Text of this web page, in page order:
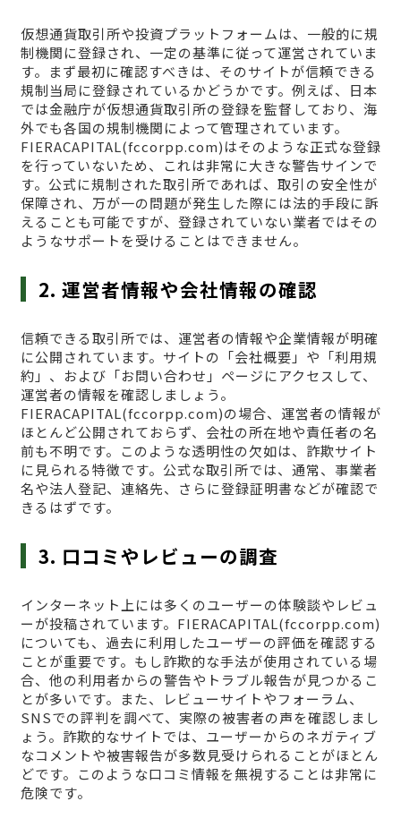
仮想通貨取引所や投資プラットフォームは、一般的に規
制機関に登録され、一定の基準に従って運営されていま
す。まず最初に確認すべきは、そのサイトが信頼できる
規制当局に登録されているかどうかです。例えば、日本
では金融庁が仮想通貨取引所の登録を監督しており、海
外でも各国の規制機関によって管理されています。
FIERACAPITAL(fccorpp.com)はそのような正式な登録
を行っていないため、これは非常に大きな警告サインで
す。公式に規制された取引所であれば、取引の安全性が
保障され、万が一の問題が発生した際には法的手段に訴
えることも可能ですが、登録されていない業者ではその
ようなサポートを受けることはできません。
2. 運営者情報や会社情報の確認
信頼できる取引所では、運営者の情報や企業情報が明確
に公開されています。サイトの「会社概要」や「利用規
約」、および「お問い合わせ」ページにアクセスして、
運営者の情報を確認しましょう。
FIERACAPITAL(fccorpp.com)の場合、運営者の情報が
ほとんど公開されておらず、会社の所在地や責任者の名
前も不明です。このような透明性の欠如は、詐欺サイト
に見られる特徴です。公式な取引所では、通常、事業者
名や法人登記、連絡先、さらに登録証明書などが確認で
きるはずです。
3. 口コミやレビューの調査
インターネット上には多くのユーザーの体験談やレビュ
ーが投稿されています。FIERACAPITAL(fccorpp.com)
についても、過去に利用したユーザーの評価を確認する
ことが重要です。もし詐欺的な手法が使用されている場
合、他の利用者からの警告やトラブル報告が見つかるこ
とが多いです。また、レビューサイトやフォーラム、
SNSでの評判を調べて、実際の被害者の声を確認しまし
ょう。詐欺的なサイトでは、ユーザーからのネガティブ
なコメントや被害報告が多数見受けられることがほとん
どです。このような口コミ情報を無視することは非常に
危険です。